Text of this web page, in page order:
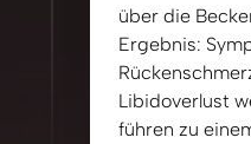
über die
Ergebnis:
Libidoverlust
führen zu